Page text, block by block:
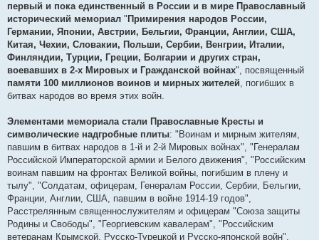
первый и пока единственный в России и в мире Православный
исторический мемориал " Примирения народов России,
Германии, Японии, Австрии, Бельгии, Франции, Англии, США,
Китая, Чехии, Словакии, Польши, Сербии, Венгрии, Италии,
Финляндии, Турции, Греции, Болгарии и других стран,
воевавших в 2-х Мировых и Гражданской войнах", посвященный
памяти 100 миллионов воинов и мирных жителей, погибших в
битвах народов во время этих войн.
Элементами мемориала стали Православные Кресты и
символические надгробные плиты: "Воинам и мирным жителям,
павшим в битвах народов в 1-й и 2-й Мировых войнах", "Генералам
Российской Императорской армии и Белого движения", "Российским
воинам павшим на фронтах Великой войны, погибшим в плену и
тылу", "Солдатам, офицерам, Генералам России, Сербии, Бельгии,
Франции, Англии, США, павшим в войне 1914-19 годов",
Расстрелянным священнослужителям и офицерам "Союза защиты
Родины и Свободы", "Георгиевским кавалерам", "Российским
ветеранам Крымской, Русско-Турецкой и Русско-японской войн",